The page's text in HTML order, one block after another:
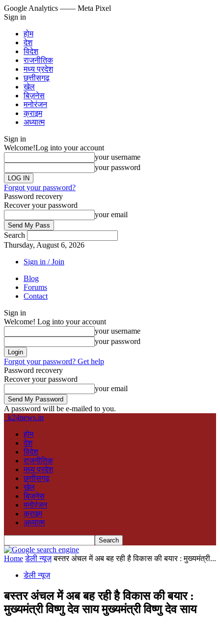
Google Analytics —— Meta Pixel
Sign in
होम
देश
विदेश
राजनीतिक
मध्य प्रदेश
छत्तीसगढ़
खेल
बिज़नेस
मनोरंजन
क्राइम
अध्यात्म
Sign in
Welcome!Log into your account
your username
your password
Forgot your password?
Password recovery
Recover your password
your email
Search
Thursday, August 6, 2026
Sign in / Join
Blog
Forums
Contact
Sign in
Welcome! Log into your account
your username
your password
Forgot your password? Get help
Password recovery
Recover your password
your email
A password will be e-mailed to you.
k24news.in
होम
देश
विदेश
राजनीतिक
मध्य प्रदेश
छत्तीसगढ़
खेल
बिज़नेस
मनोरंजन
क्राइम
अध्यात्म
Home डेली न्यूज़ बस्तर अंचल में अब बह रही है विकास की बयार : मुख्यमंत्री...
डेली न्यूज़
बस्तर अंचल में अब बह रही है विकास की बयार :
मुख्यमंत्री विष्णु देव साय मुख्यमंत्री विष्णु देव साय